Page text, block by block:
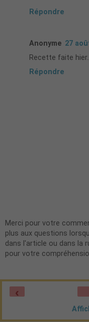
Répondre
Anonyme 27
Recette faite
Répondre
Merci pour votre
plus aux questions
dans l'article ou dans la
pour votre
‹